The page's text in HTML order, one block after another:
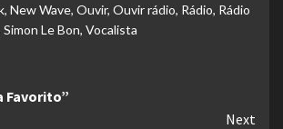
, New Wave, Ouvir, Ouvir rádio, Rádio, Rádio
Simon Le Bon, Vocalista
Favorito”
Next